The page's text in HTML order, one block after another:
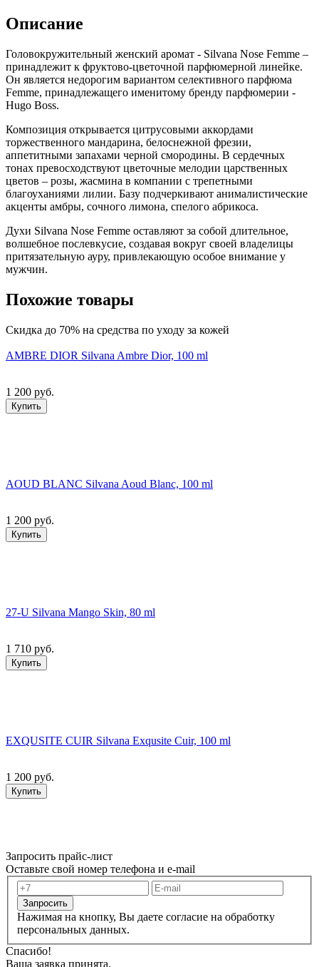
Описание
Головокружительный женский аромат - Silvana Nose Femme –
принадлежит к фруктово-цветочной парфюмерной линейке.
Он является недорогим вариантом селективного парфюма
Femme, принадлежащего именитому бренду парфюмерии -
Hugo Boss.
Композиция открывается цитрусовыми аккордами
торжественного мандарина, белоснежной фрезии,
аппетитными запахами черной смородины. В сердечных
тонах превосходствуют цветочные мелодии царственных
цветов – розы, жасмина в компании с трепетными
благоуханиями лилии. Базу подчеркивают анималистические
акценты амбры, сочного лимона, спелого абрикоса.
Духи Silvana Nose Femme оставляют за собой длительное,
волшебное послевкусие, создавая вокруг своей владелицы
притязательную ауру, привлекающую особое внимание у
мужчин.
Похожие товары
Скидка до 70% на средства по уходу за кожей
AMBRE DIOR Silvana Ambre Dior, 100 ml
1 200 руб.
Купить
AOUD BLANC Silvana Aoud Blanc, 100 ml
1 200 руб.
Купить
27-U Silvana Mango Skin, 80 ml
1 710 руб.
Купить
EXQUSITE CUIR Silvana Exqusite Cuir, 100 ml
1 200 руб.
Купить
Запросить прайс-лист
Оставьте свой номер телефона и e-mail
Запросить
Нажимая на кнопку, Вы даете согласие на обработку
персональных данных.
Спасибо!
Ваша заявка принята.